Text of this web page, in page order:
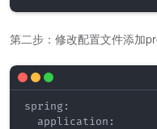
第二步：修改配置文件添加
spring:
  application: